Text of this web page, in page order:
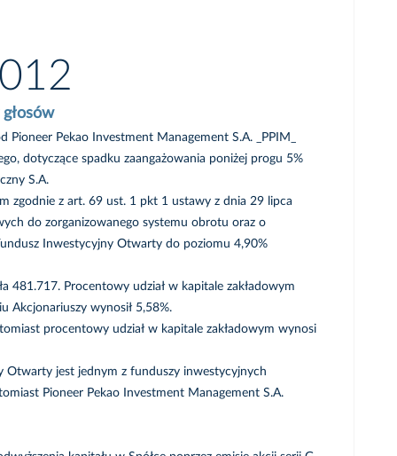
Pekao Investment Management S.A. _PPIM_
dotyczące spadku zaangażowania poniżej progu 5%
S.A.
zgodnie z art. 69 ust. 1 pkt 1 ustawy z dnia 29 lipca
do zorganizowanego systemu obrotu oraz o
Inwestycyjny Otwarty do poziomu 4,90%
481.717. Procentowy udział w kapitale zakładowym
Akcjonariuszy wynosił 5,58%.
procentowy udział w kapitale zakładowym wynosi
Otwarty jest jednym z funduszy inwestycyjnych
Pioneer Pekao Investment Management S.A.